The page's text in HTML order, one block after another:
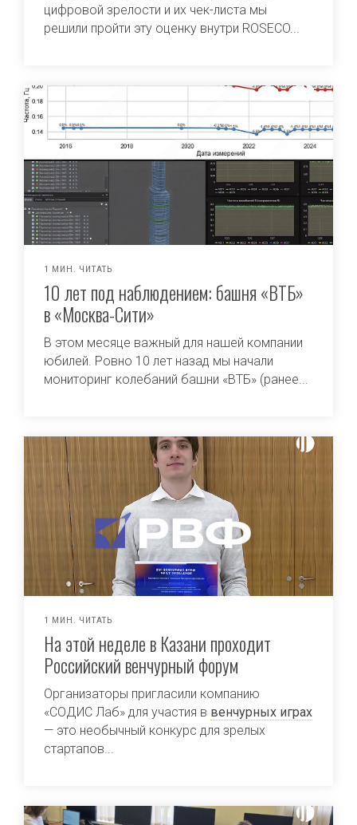
цифровой зрелости и их чек-листа мы
решили пройти эту оценку внутри ROSECO...
1 МИН. ЧИТАТЬ
10 лет под наблюдением: башня «ВТБ»
в «Москва-Сити»
В этом месяце важный для нашей компании
юбилей. Ровно 10 лет назад мы начали
мониторинг колебаний башни «ВТБ» (ранее...
1 МИН. ЧИТАТЬ
На этой неделе в Казани проходит
Российский венчурный форум
Организаторы пригласили компанию
«СОДИС Лаб» для участия в венчурных играх
— это необычный конкурс для зрелых
стартапов...